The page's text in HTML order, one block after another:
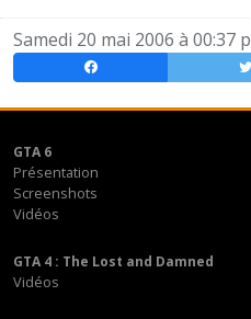
Samedi 20 mai 2006 à 00:37
GTA 6
Présentation
Screenshots
Vidéos
GTA 4 : The Lost and Damned
Vidéos